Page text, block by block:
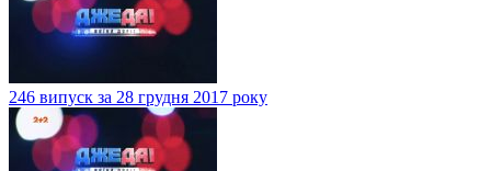
246 випуск за 28 грудня 2017 року